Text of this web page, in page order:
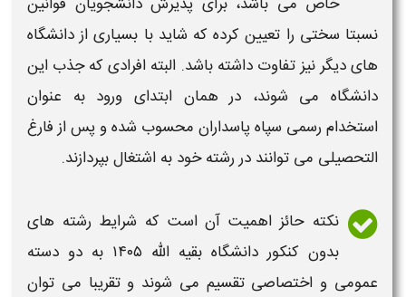
نسبتا سختی را تعیین کرده که شاید با بسیاری ازدانشگاه
های دیگر نیز تفاوت داشته باشد. البته افرادی که جذب این
دانشگاه می شوند، در همان ابتدای ورود به عنوان
استخدام رسمی سپاه پاسداران محسوب شده و پس از فارغ
التحصیلی می توانند دررشتهخود به اشتغال بپردازند.
نکته حائز اهمیت آن است که شرایط رشته های
بدون کنکور دانشگاه بقیه الله ۱۴۰۵
به دو دسته
عمومی و اختصاصی تقسیم می شوند و تقریبا می توان